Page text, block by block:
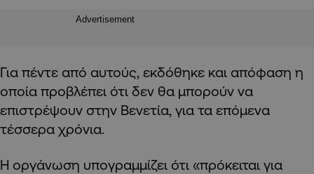
Advertisement
Για πέντε από αυτούς, εκδόθηκε και απόφαση η
οποία προβλέπει ότι δεν θα μπορούν να
επιστρέψουν στην Βενετία, για τα επόμενα
τέσσερα χρόνια.
Η οργάνωση υπογραμμίζει ότι «πρόκειται για